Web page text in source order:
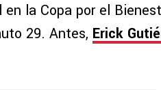
la Copa por el
29. Antes, Erick